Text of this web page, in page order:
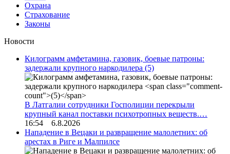
Охрана
Страхование
Законы
Новости
Килограмм амфетамина, газовик, боевые патроны:
задержали крупного наркодилера (5)
В Латгалии сотрудники Госполиции перекрыли
крупный канал поставки психотропных веществ.…
16:54 6.8.2026
Нападение в Вецаки и развращение малолетних: об
арестах в Риге и Малпилсе